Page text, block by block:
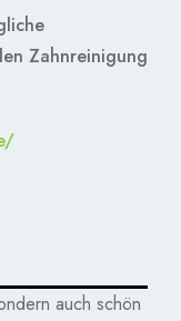
Zahnreinigung
auch schön